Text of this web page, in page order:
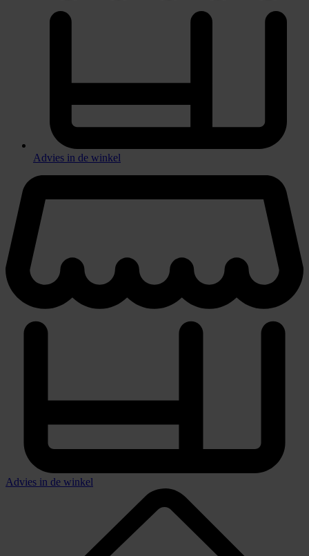
Advies in de winkel
Advies in de winkel